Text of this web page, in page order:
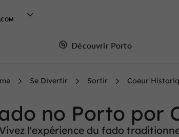
Découvrir Porto
Se Divertir Sortir Coeur
no Porto por
Vivez l'expérience du fado